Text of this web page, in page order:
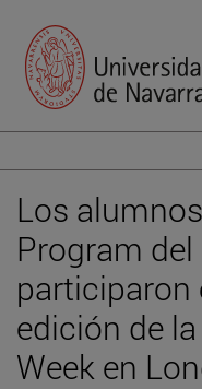
Los
Program
participaron
edición de
Week en